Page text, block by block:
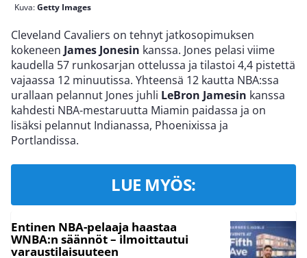
Kuva:Getty Images
Cleveland Cavaliers on tehnyt jatkosopimuksen
kokeneen James Jonesin kanssa. Jones pelasi viime
kaudella 57 runkosarjan ottelussa ja tilastoi 4,4 pistettä
vajaassa 12 minuutissa. Yhteensä 12 kautta NBA:ssa
urallaan pelannut Jones juhli LeBron Jamesin kanssa
kahdesti NBA-mestaruutta Miamin paidassa ja on
lisäksi pelannut Indianassa, Phoenixissa ja
Portlandissa.
LUE MYÖS:
Entinen NBA-pelaaja haastaa
WNBA:n säännöt – ilmoittautui
varaustilaisuuteen